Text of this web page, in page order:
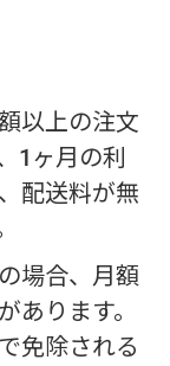
以上の注文
1ヶ月の利
配送料が無
場合、月額
あります。
免除される